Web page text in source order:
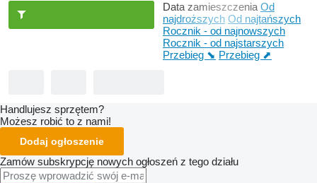
Data zamieszczenia Od
najdroższych Od najtańszych
Rocznik - od najnowszych
Rocznik - od najstarszych
Przebieg ⬊ Przebieg ⬈
Handlujesz sprzętem?
Możesz robić to z nami!
Dodaj ogłoszenie
Zamów subskrypcję nowych ogłoszeń z tego działu